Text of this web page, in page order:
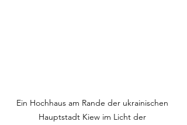
Ein Hochhaus am Rande der ukrainischen
Hauptstadt Kiew im Licht der